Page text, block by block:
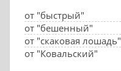
от "быстрый"
от "бешенный"
от "скаковая лошадь"
от "Ковальский"